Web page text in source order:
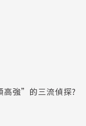
強”的三流偵探?